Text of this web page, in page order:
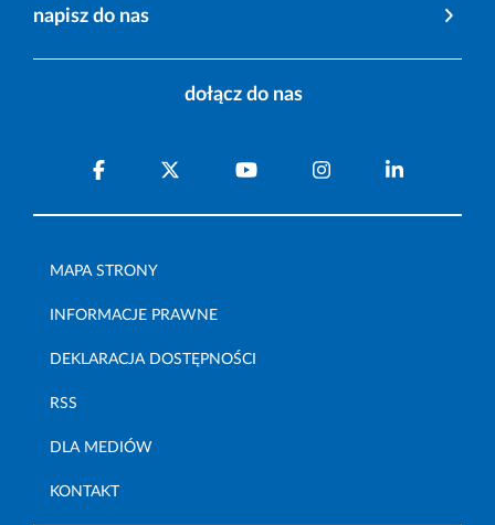
napisz do nas
dołącz do nas
MAPA STRONY
INFORMACJE PRAWNE
DEKLARACJA DOSTĘPNOŚCI
RSS
DLA MEDIÓW
KONTAKT